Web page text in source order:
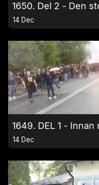
1650. Del 2 - Den
14 Dec
1649. DEL 1 - Innan
14 Dec